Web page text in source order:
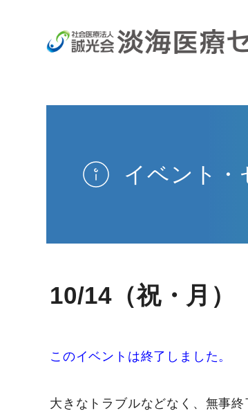
イベント・
10/14（祝・月）
このイベントは終了しました。
大きなトラブルなどなく、無事